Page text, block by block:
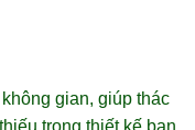
gian, giúp thác
trong thiết kế ban